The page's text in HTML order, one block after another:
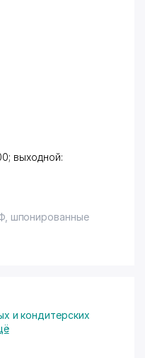
выходной:
шпонированные
заведений и
и кондитерских